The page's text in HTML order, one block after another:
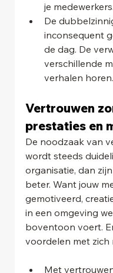
je medewerkers.
De
inconsequent
de dag. De
verschillende
verhalen horen.
Vertrouwen
prestaties en
De noodzaak van
wordt steeds
organisatie, dan
beter. Want jouw
gemotiveerd,
in een omgeving
boventoon voert.
voordelen met zich
Met